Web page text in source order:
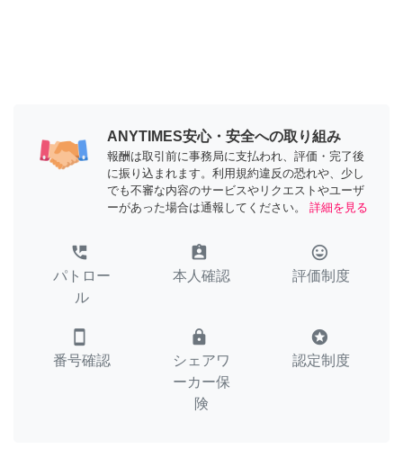
ANYTIMES安心・安全への取り組み
報酬は取引前に事務局に支払われ、評価・完了後
に振り込まれます。利用規約違反の恐れや、少し
でも不審な内容のサービスやリクエストやユーザ
ーがあった場合は通報してください。
詳細を見る
perm_phone_msg
パトロー
ル
assignment_ind
本人確認
tag_faces
評価制度
smartphone
番号確認
lock
シェアワ
ーカー保
険
stars
認定制度